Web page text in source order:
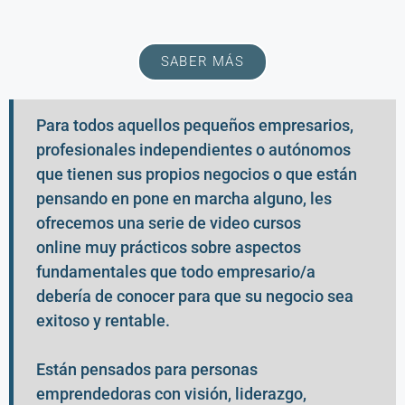
SABER MÁS
Para todos aquellos pequeños empresarios,
profesionales independientes o autónomos
que tienen sus propios negocios o que están
pensando en pone en marcha alguno, les
ofrecemos una serie de videocursos
online muy prácticos sobre aspectos
fundamentales que todo empresario/a
debería de conocer para que su negocio sea
exitoso y rentable.
Están pensados para personas
emprendedoras con visión, liderazgo,